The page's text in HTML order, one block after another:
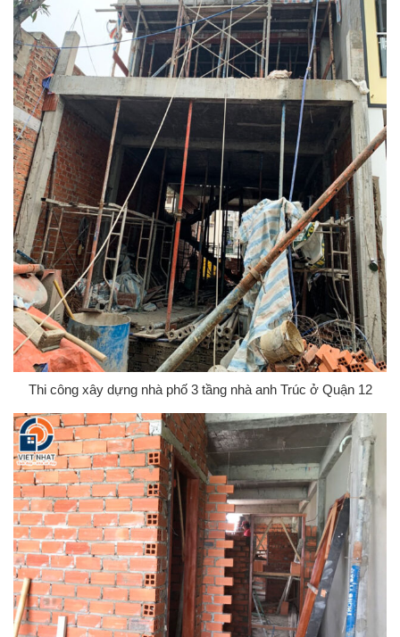
Thi công xây dựng nhà phố 3 tầng nhà anh Trúc ở Quận 12